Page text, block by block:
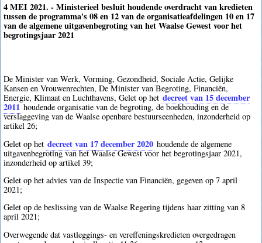
4 MEI 2021. - Ministerieel besluit houdende overdracht van kredieten
tussen de programma's 08 en 12 van de organisatieafdelingen 10 en 17
van de algemene uitgavenbegroting van het Waalse Gewest voor het
begrotingsjaar 2021
De Minister van Werk, Vorming, Gezondheid, Sociale Actie, Gelijke
Kansen en Vrouwenrechten, De Minister van Begroting, Financiën,
Energie, Klimaat en Luchthavens, Gelet op het decreet van 15 december
2011 houdende organisatie van de begroting, de boekhouding en de
verslaggeving van de Waalse openbare bestuurseenheden, inzonderheid op
artikel 26;
Gelet op het decreet van 17 december 2020 houdende de algemene
uitgavenbegroting van het Waalse Gewest voor het begrotingsjaar 2021,
inzonderheid op artikel 39;
Gelet op het advies van de Inspectie van Financiën, gegeven op 7 april
2021;
Gelet op de beslissing van de Waalse Regering tijdens haar zitting van 8
april 2021;
Overwegende dat vastleggings- en vereffeningskredieten overgedragen